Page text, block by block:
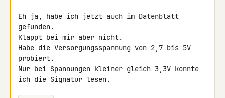
Eh ja, habe ich jetzt auch im Datenblatt
gefunden.
Klappt bei mir aber nicht.
Habe die Versorgungsspannung von 2,7 bis 5V
probiert.
Nur bei Spannungen kleiner gleich 3,3V konnte
ich die Signatur lesen.